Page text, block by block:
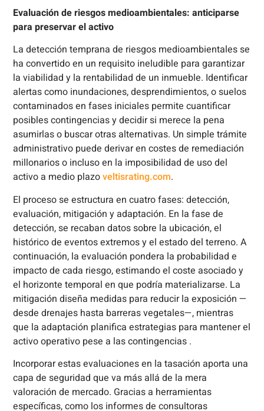
Evaluación de riesgos medioambientales: anticiparse
para preservar el activo
La detección temprana de riesgos medioambientales se
ha convertido en un requisito ineludible para garantizar
la viabilidad y la rentabilidad de un inmueble. Identificar
alertas como inundaciones, desprendimientos, o suelos
contaminados en fases iniciales permite cuantificar
posibles contingencias y decidir si merece la pena
asumirlas o buscar otras alternativas. Un simple trámite
administrativo puede derivar en costes de remediación
millonarios o incluso en la imposibilidad de uso del
activo a medio plazoveltisrating.com.
El proceso se estructura en cuatro fases: detección,
evaluación, mitigación y adaptación. En la fase de
detección, se recaban datos sobre la ubicación, el
histórico de eventos extremos y el estado del terreno. A
continuación, la evaluación pondera la probabilidad e
impacto de cada riesgo, estimando el coste asociado y
el horizonte temporal en que podría materializarse. La
mitigación diseña medidas para reducir la exposición —
desde drenajes hasta barreras vegetales—, mientras
que la adaptación planifica estrategias para mantener el
activo operativo pese a las contingencias .
Incorporar estas evaluaciones en la tasación aporta una
capa de seguridad que va más allá de la mera
valoración de mercado. Gracias a herramientas
específicas, como los informes de consultoras